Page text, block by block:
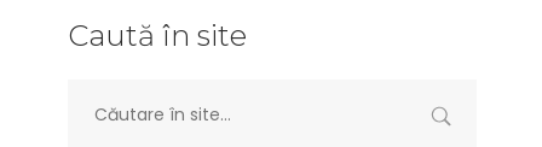
Caută în site